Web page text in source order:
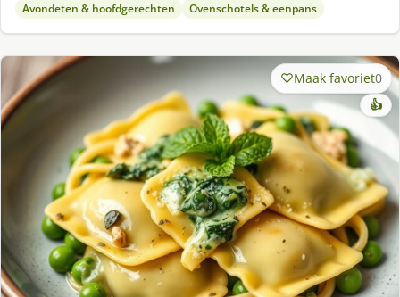
Avondeten & hoofdgerechten Ovenschotels & eenpans
Maak favoriet0
👍